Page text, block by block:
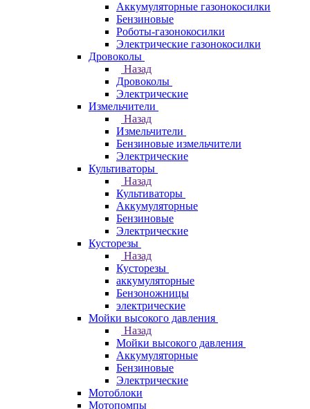
Аккумуляторные газонокосилки
Бензиновые
Роботы-газонокосилки
Электрические газонокосилки
Дровоколы
Назад
Дровоколы
Электрические
Измельчители
Назад
Измельчители
Бензиновые измельчители
Электрические
Культиваторы
Назад
Культиваторы
Аккумуляторные
Бензиновые
Электрические
Кусторезы
Назад
Кусторезы
аккумуляторные
Бензоножницы
электрические
Мойки высокого давления
Назад
Мойки высокого давления
Аккумуляторные
Бензиновые
Электрические
Мотоблоки
Мотопомпы